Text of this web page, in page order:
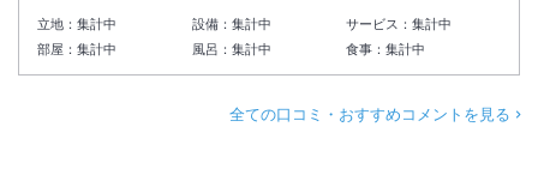
立地： 集計中 設備： 集計中 サービス：集計中
部屋： 集計中 風呂： 集計中 食事：集計中
全ての口コミ・おすすめコメントを見る